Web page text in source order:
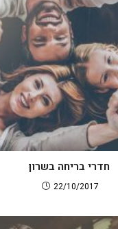
חדרי בריחה בשרון
22/10/2017